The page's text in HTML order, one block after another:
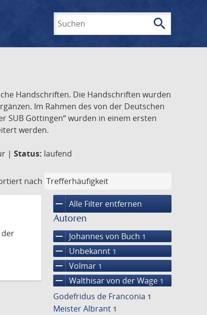
search
Handschriften. Die Handschriften wurden
Im Rahmen des von der Deutschen
SUB Göttingen“ wurden in einem ersten
werden.
| Status: laufend
nach
remove Alle Filter entfernen
Autoren
remove Johannes von Buch 1
remove Unbekannt 1
remove Volmar 1
remove Walthisar von der Wage 1
Godefridus de Franconia 1
Meister Albrant 1
der